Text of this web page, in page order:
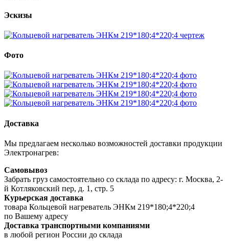
Эскизы
Фото
Доставка
Мы предлагаем несколько возможностей доставки продукции
Электронагрев:
Самовывоз
Забрать груз самостоятельно со склада по адресу: г. Москва, 2-
й Котляковский пер, д. 1, стр. 5
Курьерская доставка
товара Кольцевой нагреватель ЭНКм 219*180;4*220;4
по Вашему адресу
Доставка транспортными компаниями
в любой регион России до склада